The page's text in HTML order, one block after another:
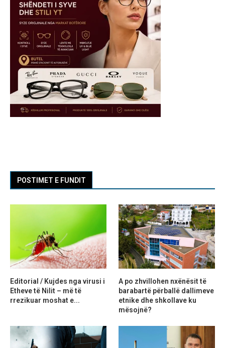
POSTIMET E FUNDIT
Editorial / Kujdes nga virusi i
Etheve të Nilit – më të
rrezikuar moshat e...
A po zhvillohen nxënësit të
barabartë përballë dallimeve
etnike dhe shkollave ku
mësojnë?